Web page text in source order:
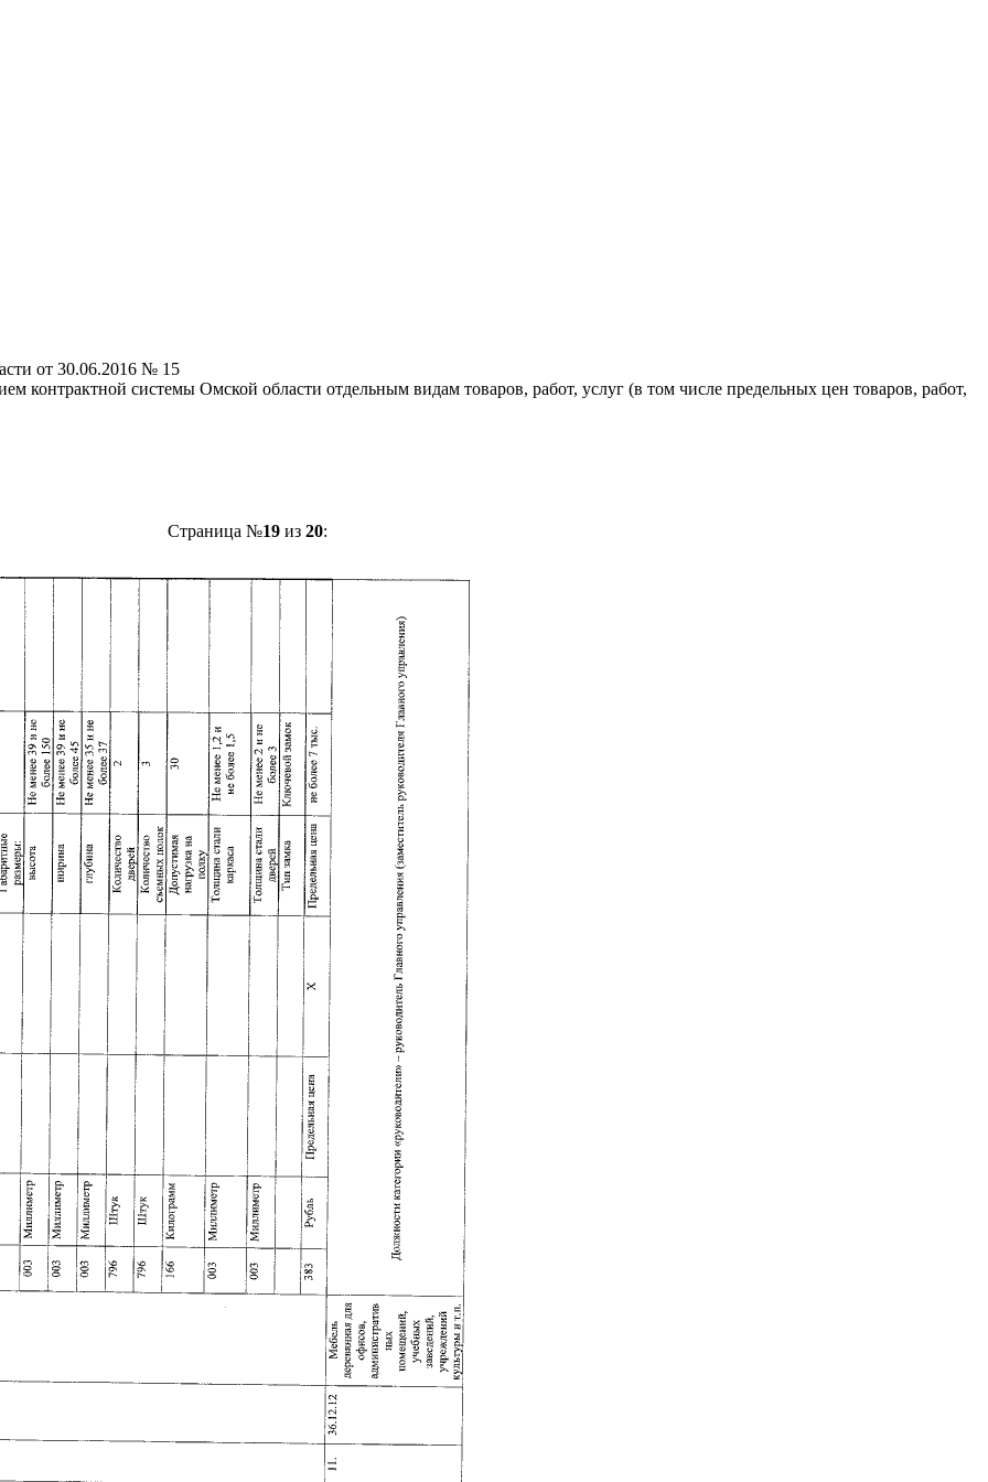
от 30.06.2016 № 15
контрактной системы Омской области отдельным видам товаров, работ, услуг (в том числе предельных цен товаров, работ,
Страница №19из 20: